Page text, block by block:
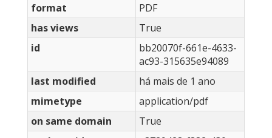
format
PDF
has views
True
id
bb20070f-661e-4633-
ac93-315635e94089
last modified
há mais de 1 ano
mimetype
application/pdf
on same domain
True